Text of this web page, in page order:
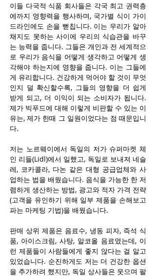
이들 다국적 식품 회사들은 각국 최고 권력층
에까지 영향력을 행사하며, 국가별 식이 가이
드라인에도 손을 뻗칩니다. 이는 우리가 알아
채지도 못하는 사이에 우리의 식습관을 바꾸
는 능력을 줍니다. 그들은 개인과 전 세계적으
로 우리가 음식을 어떻게 생각하고 어떻게 생
각해야 하는지에 영향을 줍니다. 이는 그들에
게 유리합니다. 건강하게 먹어야 할 것이 무엇
인지 덜 확신할수록, 그들의 영향을 더 쉽게
받게 되고, 더 이익이 되는 소비자가 됩니다.
제가 빅푸드에 대해 이렇게 비판할 수 있는 이
유는, 제가 한때 그 일원이었다는 점 때문입니
다.
저는 노르웨이에서 독일의 저가 슈퍼마켓 체
인 리들(Lidl)에서 일했고, 독일로 보내져 네슬
레, 코카콜라, 다논 같은 대형 공급업체와 사
업하는 법을 배웠습니다. 음식을 가능한 한 저
렴하게 생산하는 방법, 광고와 적자 가격 전략
(고객을 유인하기 위해 일부 제품을 손해보고
파는 마케팅 기법)을 배웠습니다.
판매 상위 제품은 음료수, 냉동 피자, 즉석 식
품, 아이스크림, 사탕, 알코올 음료였는데, 이
런 제품들이 사람들에게 좋지 않다는 걸 알고
있었습니다. 순진하게도 저는 더 건강한 옵션
을 추가하려 했지만, 독일 상사들은 웃으며 팔